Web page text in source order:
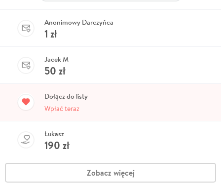
Anonimowy Darczyńca
1 zł
Jacek M
50 zł
Dołącz do listy
Wpłać teraz
Łukasz
190 zł
Zobacz więcej